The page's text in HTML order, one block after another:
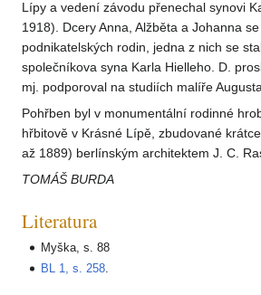
Lípy a vedení závodu přenechal synovi
1918). Dcery Anna, Alžběta a Johanna
podnikatelských rodin, jedna z nich se
společníkova syna Karla Hielleho. D.
mj. podporoval na studiích malíře
Pohřben byl v monumentální rodinné
hřbitově v Krásné Lípě, zbudované
až 1889) berlínským architektem J. C.
TOMÁŠ BURDA
Literatura
Myška, s. 88
BL 1, s. 258